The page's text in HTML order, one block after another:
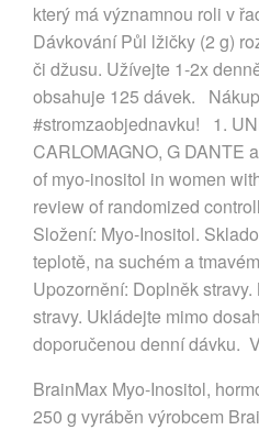
který má významnou roli v
Dávkování Půl lžičky (2 g)
či džusu. Užívejte 1-2x
obsahuje 125 dávek.
#stromzaobjednavku! 1.
CARLOMAGNO, G DANTE
of myo-inositol in women
review of randomized
Složení: Myo-Inositol.
teplotě, na suchém a
Upozornění: Doplněk
stravy. Ukládejte mimo
doporučenou denní dávku.
BrainMax Myo-Inositol,
250 g vyráběn výrobcem